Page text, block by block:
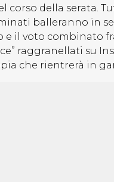
corso della serata.
balleranno in
e il voto combinato
raggranellati su
che rientrerà in